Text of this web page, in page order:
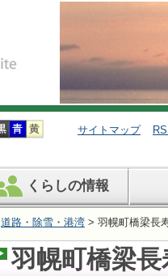
サイトマップ
くらしの情報
道路・除雪・港湾 > 羽幌町橋梁長
羽幌町橋梁